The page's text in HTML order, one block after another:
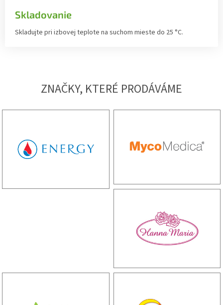
Skladovanie
Skladujte pri izbovej teplote na suchom mieste do 25 °C.
ZNAČKY, KTERÉ PRODÁVÁME